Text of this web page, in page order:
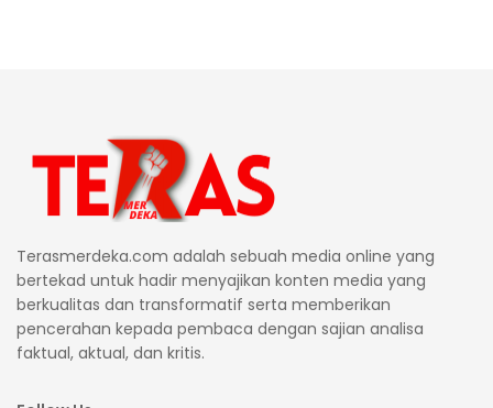
Terasmerdeka.com adalah sebuah media online yang
bertekad untuk hadir menyajikan konten media yang
berkualitas dan transformatif serta memberikan
pencerahan kepada pembaca dengan sajian analisa
faktual, aktual, dan kritis.